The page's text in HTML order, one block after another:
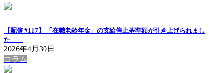
【配信 #117】 「在職老齢年金」の支給停止基準額が引き上げられまし
た
2026年4月30日
コラム